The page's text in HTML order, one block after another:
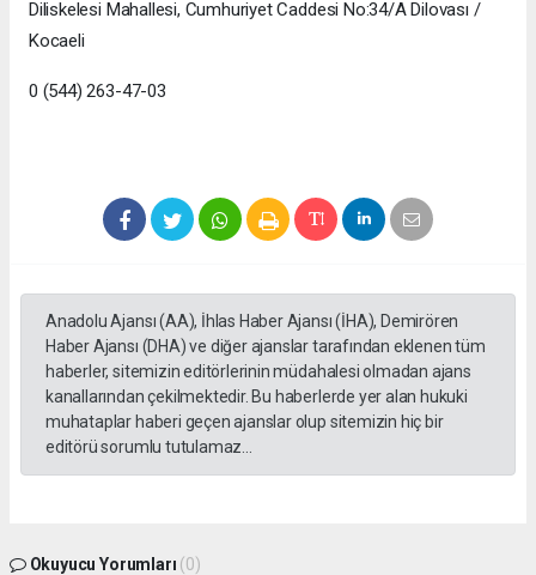
Diliskelesi Mahallesi, Cumhuriyet Caddesi No:34/A Dilovası /
Kocaeli
0 (544) 263-47-03
Anadolu Ajansı (AA), İhlas Haber Ajansı (İHA), Demirören
Haber Ajansı (DHA) ve diğer ajanslar tarafından eklenen tüm
haberler, sitemizin editörlerinin müdahalesi olmadan ajans
kanallarından çekilmektedir. Bu haberlerde yer alan hukuki
muhataplar haberi geçen ajanslar olup sitemizin hiç bir
editörü sorumlu tutulamaz...
Okuyucu Yorumları (0)